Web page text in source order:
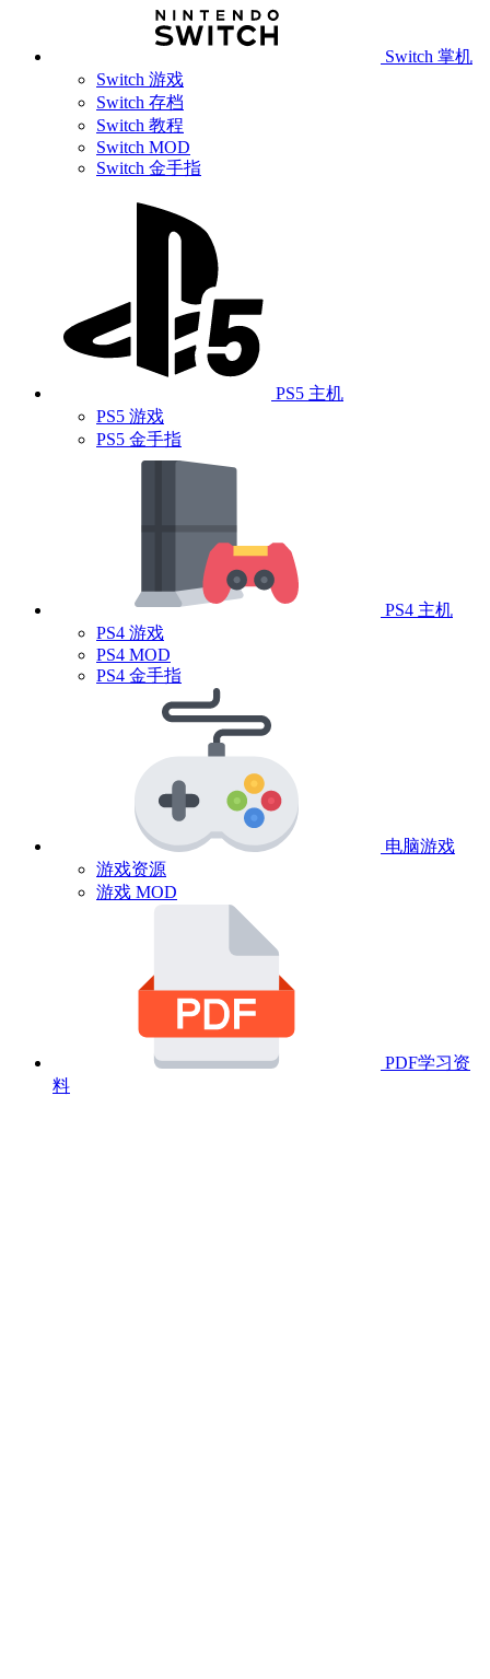
Switch 掌机
Switch 游戏
Switch 存档
Switch 教程
Switch MOD
Switch 金手指
PS5 主机
PS5 游戏
PS5 金手指
PS4 主机
PS4 游戏
PS4 MOD
PS4 金手指
电脑游戏
游戏资源
游戏 MOD
PDF学习资
料